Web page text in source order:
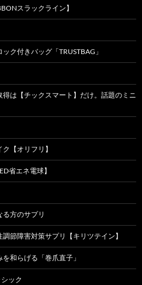
スラックライン】
ク付きバッグ「TRUSTBAG」
は【チックスマート】だけ。話題のミニ
【オリフリ】
省エネ電球】
方のサプリ
節障害対策サプリ【キリツテイン】
和らげる「巻爪直子」
ック